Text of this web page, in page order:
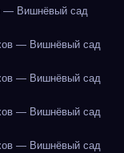
— Вишнёвый сад
— Вишнёвый сад
— Вишнёвый сад
— Вишнёвый сад
— Вишнёвый сад